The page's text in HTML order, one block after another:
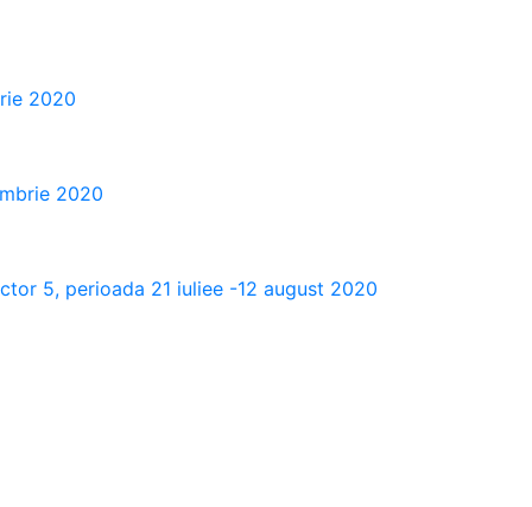
2020
2020
5, perioada 21 iuliee -12 august 2020